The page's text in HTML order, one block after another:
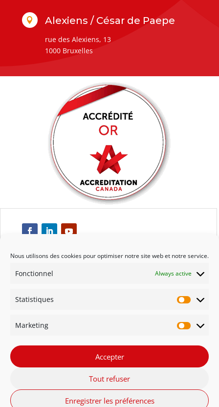
Nous utilisons des cookies pour optimiser notre site web et notre service.
Fonctionnel Always active
Statistiques
Marketing
Accepter
Tout refuser
Enregistrer les préférences
 Alexiens / César de Paepe
rue des Alexiens, 13
1000 Bruxelles
Respect
Engagement
Qualité